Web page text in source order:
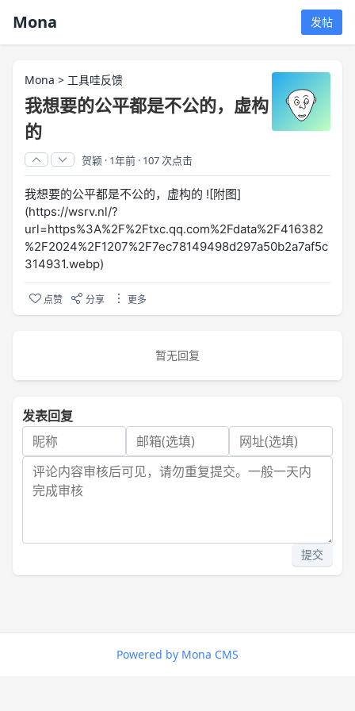
Mona 发帖
Mona > 工具哇反馈
我想要的公平都是不公的，虚构
的
贺颖 · 1年前 · 107 次点击
我想要的公平都是不公的，虚构的 ![附图]
(https://wsrv.nl/?
url=https%3A%2F%2Ftxc.qq.com%2Fdata%2F416382
%2F2024%2F1207%2F7ec78149498d297a50b2a7af5c
314931.webp)
点赞 分享 更多
暂无回复
发表回复
提交
Powered by Mona CMS